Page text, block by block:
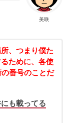
美咲
、つまり僕た
ために、各使
番号のことだ
も載ってる